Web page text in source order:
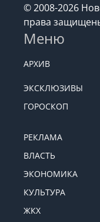
© 2008-2026
права
Меню
АРХИВ
ЭКСКЛЮЗИВЫ
ГОРОСКОП
РЕКЛАМА
ВЛАСТЬ
ЭКОНОМИКА
КУЛЬТУРА
ЖКХ